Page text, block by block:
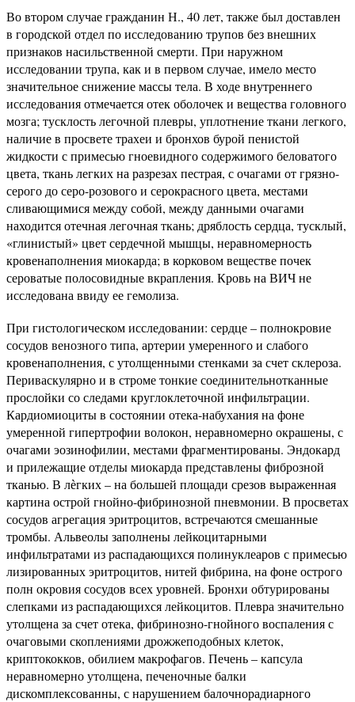
Во втором случае гражданин Н., 40 лет, также был доставлен
в городской отдел по исследованию трупов без внешних
признаков насильственной смерти. При наружном
исследовании трупа, как и в первом случае, имело место
значительное снижение массы тела. В ходе внутреннего
исследования отмечается отек оболочек и вещества головного
мозга; тусклость легочной плевры, уплотнение ткани легкого,
наличие в просвете трахеи и бронхов бурой пенистой
жидкости с примесью гноевидного содержимого беловатого
цвета, ткань легких на разрезах пестрая, с очагами от грязно-
серого до серо-розового и серокрасного цвета, местами
сливающимися между собой, между данными очагами
находится отечная легочная ткань; дряблость сердца, тусклый,
«глинистый» цвет сердечной мышцы, неравномерность
кровенаполнения миокарда; в корковом веществе почек
сероватые полосовидные вкрапления. Кровь на ВИЧ не
исследована ввиду ее гемолиза.
При гистологическом исследовании: сердце – полнокровие
сосудов венозного типа, артерии умеренного и слабого
кровенаполнения, с утолщенными стенками за счет склероза.
Периваскулярно и в строме тонкие соединительнотканные
прослойки со следами круглоклеточной инфильтрации.
Кардиомиоциты в состоянии отека-набухания на фоне
умеренной гипертрофии волокон, неравномерно окрашены, с
очагами эозинофилии, местами фрагментированы. Эндокард
и прилежащие отделы миокарда представлены фиброзной
тканью. В лѐгких – на большей площади срезов выраженная
картина острой гнойно-фибринозной пневмонии. В просветах
сосудов агрегация эритроцитов, встречаются смешанные
тромбы. Альвеолы заполнены лейкоцитарными
инфильтратами из распадающихся полинуклеаров с примесью
лизированных эритроцитов, нитей фибрина, на фоне острого
полн окровия сосудов всех уровней. Бронхи обтурированы
слепками из распадающихся лейкоцитов. Плевра значительно
утолщена за счет отека, фибринозно-гнойного воспаления с
очаговыми скоплениями дрожжеподобных клеток,
криптококков, обилием макрофагов. Печень – капсула
неравномерно утолщена, печеночные балки
дискомплексованны, с нарушением балочнорадиарного